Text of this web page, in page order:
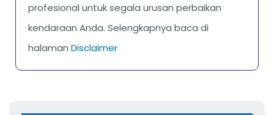
profesional untuk segala urusan perbaikan
kendaraan Anda. Selengkapnya baca di
halaman Disclaimer